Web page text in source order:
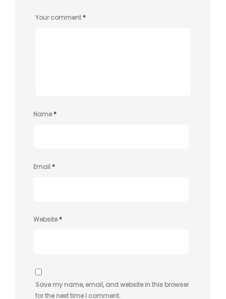
Your comment*
Name*
Email*
Website*
Save my name, email, and website in this browser
for the next time I comment.